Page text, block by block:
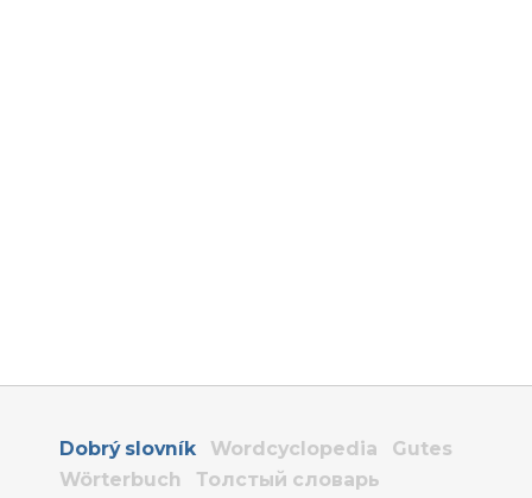
Dobrý slovník Wordcyclopedia
Gutes
Wörterbuch
Толстый словарь